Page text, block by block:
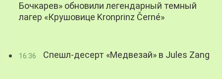
Бочкарев» обновили легендарный темный
лагер «Крушовице Kronprinz Černé»
16:36 Спешл-десерт «Медвезай» в Jules Zang